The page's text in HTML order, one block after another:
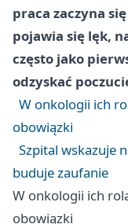
praca zaczyna
pojawia się lęk,
często jako
odzyskać
W onkologii ich
obowiązki
Szpital wskazuje
buduje zaufanie
W onkologii ich
obowiązki